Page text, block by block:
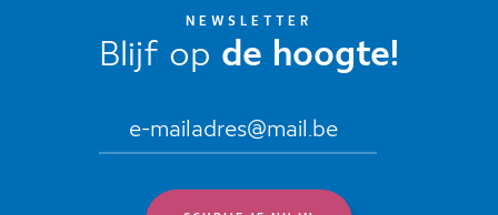
NEWSLETTER
Blijf op de hoogte!